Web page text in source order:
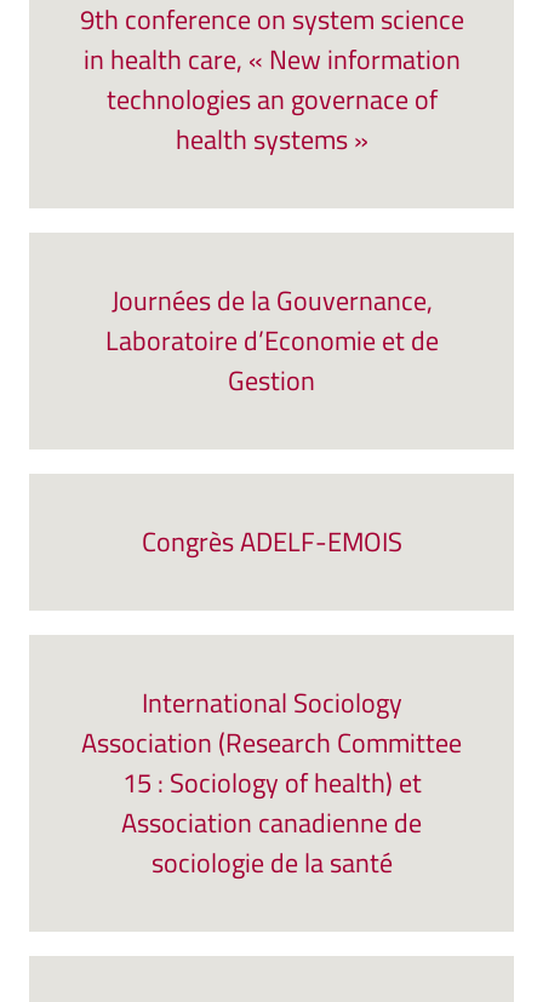
9th conference on system science
in health care, « New information
technologies an governace of
health systems »
Journées de la Gouvernance,
Laboratoire d’Economie et de
Gestion
Congrès ADELF-EMOIS
International Sociology
Association (Research Committee
15 : Sociology of health) et
Association canadienne de
sociologie de la santé